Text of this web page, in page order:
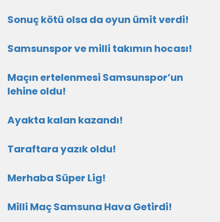
Sonuç kötü olsa da oyun ümit verdi!
Samsunspor ve milli takımın hocası!
Maçın ertelenmesi Samsunspor’un
lehine oldu!
Ayakta kalan kazandı!
Taraftara yazık oldu!
Merhaba Süper Lig!
Milli Maç Samsuna Hava Getirdi!